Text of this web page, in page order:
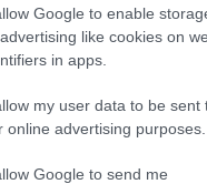
Google to enable
like cookies on
in apps.
my user data to be sent
online advertising purposes.
Google to send me
nicolaporro.it